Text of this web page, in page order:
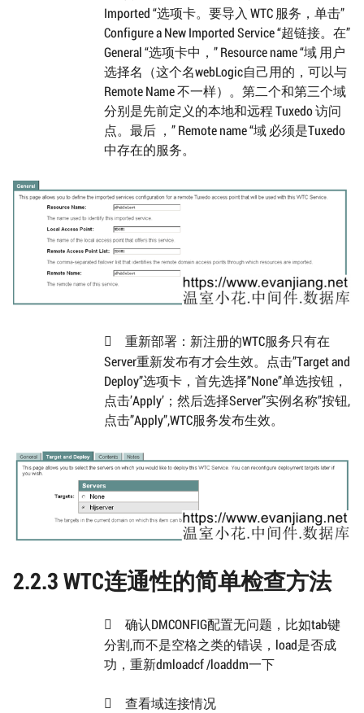
Imported “选项卡。要导入 WTC 服务，单击”
Configure a New Imported Service “超链接。在”
General “选项卡中，” Resource name “域 用户
选择名（这个名webLogic自己用的，可以与
Remote Name 不一样）。第二个和第三个域
分别是先前定义的本地和远程 Tuxedo 访问
点。最后 ，” Remote name “域 必须是Tuxedo
中存在的服务。
 重新部署：新注册的WTC服务只有在
Server重新发布有才会生效。点击”Target and
Deploy”选项卡，首先选择”None”单选按钮，
点击’Apply’；然后选择Server”实例名称”按钮,
点击”Apply”,WTC服务发布生效。
2.2.3 WTC连通性的简单检查方法
 确认DMCONFIG配置无问题，比如tab键
分割,而不是空格之类的错误，load是否成
功，重新dmloadcf /loaddm一下
 查看域连接情况